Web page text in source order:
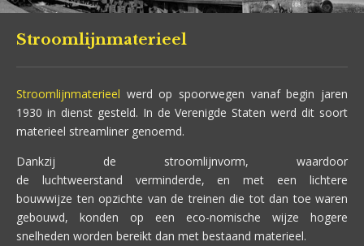
Stroomlijnmaterieel
Stroomlijnmaterieel werd op spoorwegen vanaf begin jaren
1930 in dienst gesteld. In de Verenigde Staten werd dit soort
materieel streamliner genoemd.
Dankzij de stroomlijnvorm, waardoor
de luchtweerstand verminderde, en met een lichtere
bouwwijze ten opzichte van de treinen die tot dan toe waren
gebouwd, konden op een eco-nomische wijze hogere
snelheden worden bereikt dan met bestaand materieel.